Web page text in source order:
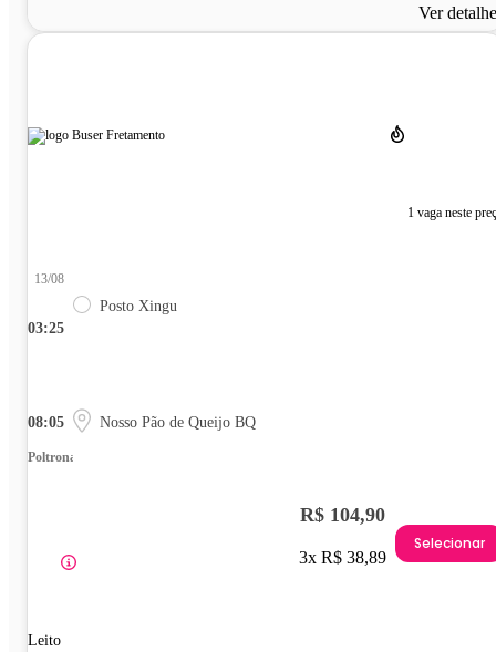
Ver
1 vaga neste
03:25
13/08
Posto Xingu
08:05 Nosso Pão de Queijo BQ
Poltrona
Leito
R$ 104,90
3x R$ 38,89
Selecionar